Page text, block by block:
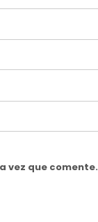
vez que comente.